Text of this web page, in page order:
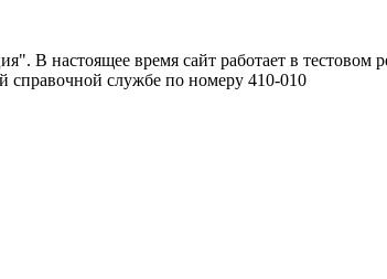
В настоящее время сайт работает в тестовом
службе по номеру 410-010